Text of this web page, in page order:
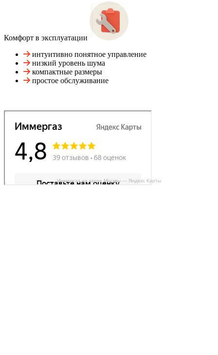
Комфорт в эксплуатации
интуитивно понятное управление
низкий уровень шума
компактные размеры
простое обслуживание
Иммергаз на карте Москвы — Яндекс Карты